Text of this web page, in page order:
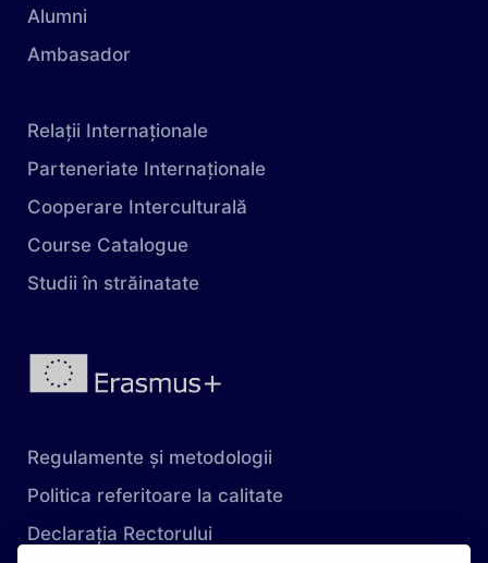
Alumni
Ambasador
Relații Internaționale
Parteneriate Internaționale
Cooperare Interculturală
Course Catalogue
Studii în străinatate
Regulamente și metodologii
Politica referitoare la calitate
Declarația Rectorului